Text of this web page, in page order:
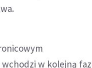
wchodzi w kolejną